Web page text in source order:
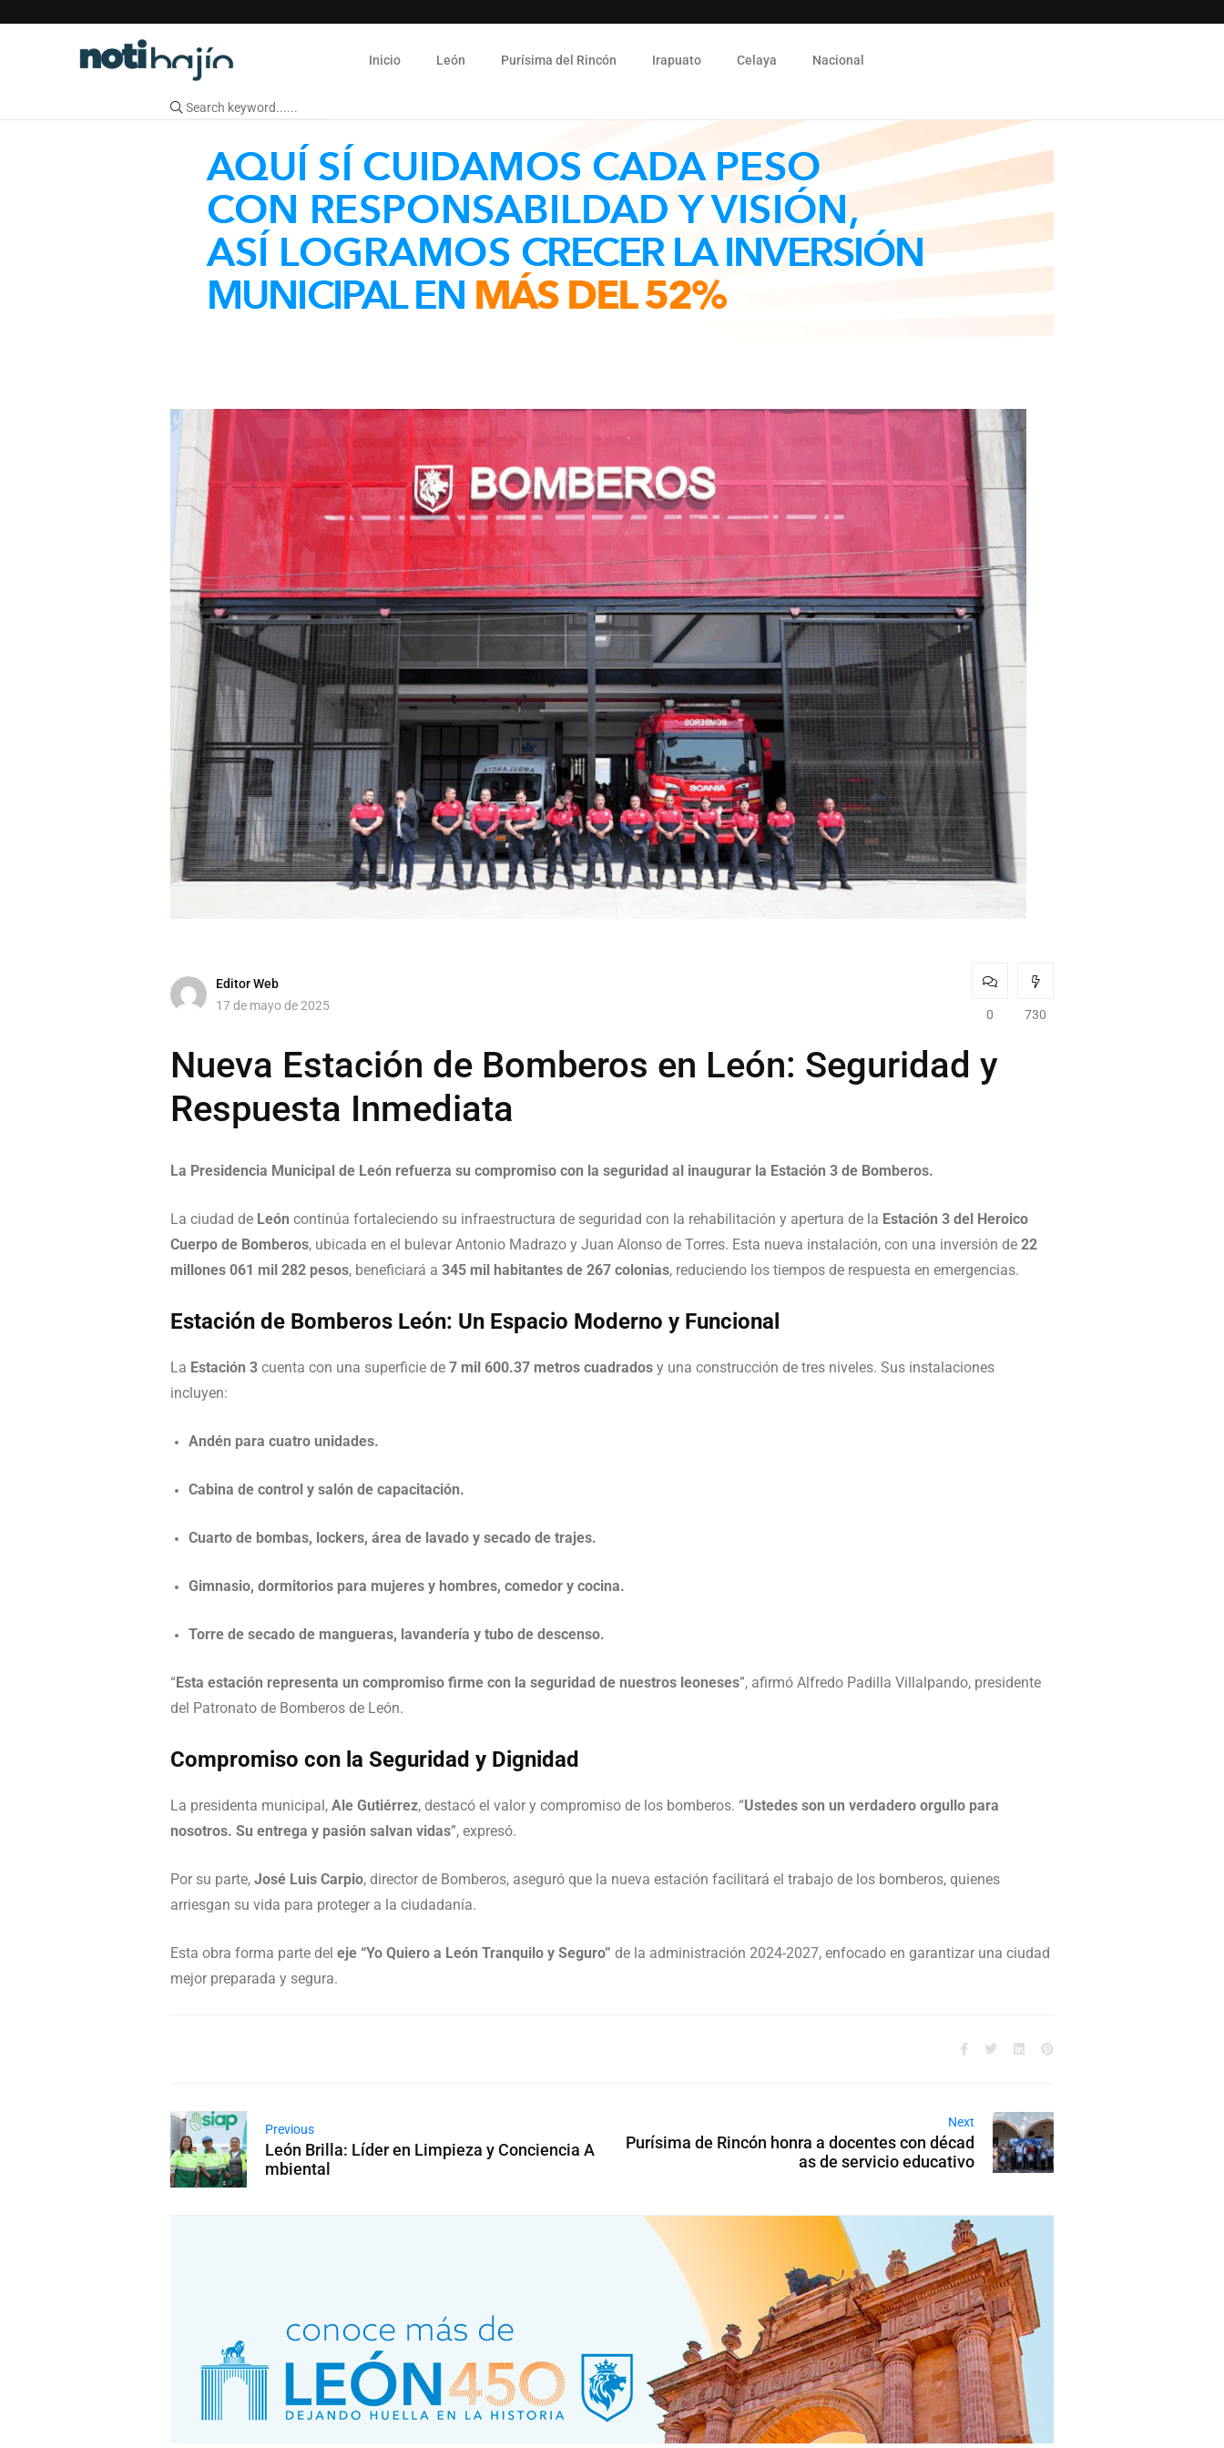
Inicio León Purísima del Rincón Irapuato Celaya Nacional
Editor Web
17 de mayo de 2025
0 730
Nueva Estación de Bomberos en León: Seguridad y
Respuesta Inmediata
La Presidencia Municipal de León refuerza su compromiso con la seguridad al inaugurar la Estación 3 de Bomberos.
La ciudad de León continúa fortaleciendo su infraestructura de seguridad con la rehabilitación y apertura de la Estación 3 del Heroico
Cuerpo de Bomberos, ubicada en el bulevar Antonio Madrazo y Juan Alonso de Torres. Esta nueva instalación, con una inversión de 22
millones 061 mil 282 pesos, beneficiará a 345 mil habitantes de 267 colonias, reduciendo los tiempos de respuesta en emergencias.
Estación de Bomberos León: Un Espacio Moderno y Funcional
La Estación 3 cuenta con una superficie de 7 mil 600.37 metros cuadrados y una construcción de tres niveles. Sus instalaciones
incluyen:
Andén para cuatro unidades.
Cabina de control y salón de capacitación.
Cuarto de bombas, lockers, área de lavado y secado de trajes.
Gimnasio, dormitorios para mujeres y hombres, comedor y cocina.
Torre de secado de mangueras, lavandería y tubo de descenso.
“Esta estación representa un compromiso firme con la seguridad de nuestros leoneses”, afirmó Alfredo Padilla Villalpando, presidente
del Patronato de Bomberos de León.
Compromiso con la Seguridad y Dignidad
La presidenta municipal, Ale Gutiérrez, destacó el valor y compromiso de los bomberos. “Ustedes son un verdadero orgullo para
nosotros. Su entrega y pasión salvan vidas”, expresó.
Por su parte, José Luis Carpio, director de Bomberos, aseguró que la nueva estación facilitará el trabajo de los bomberos, quienes
arriesgan su vida para proteger a la ciudadanía.
Esta obra forma parte del eje “Yo Quiero a León Tranquilo y Seguro” de la administración 2024-2027, enfocado en garantizar una ciudad
mejor preparada y segura.
Previous
León Brilla: Líder en Limpieza y Conciencia A
mbiental
Next
Purísima de Rincón honra a docentes con décad
as de servicio educativo